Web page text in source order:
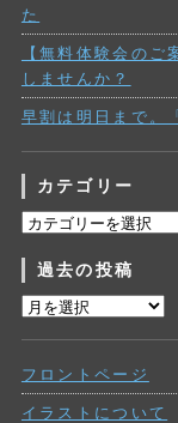
た
【無料体験会のご
しませんか？
早割は明日まで。
カテゴリー
カ
ゴ
リ
ー
過去の投稿
過
投
稿
フロントページ
イラストについて